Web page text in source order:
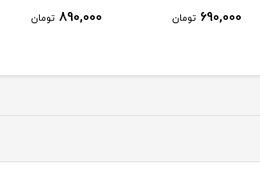
690,000 تومان 890,000 تومان